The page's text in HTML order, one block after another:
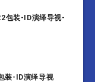
包装-ID演绎导视-
装-ID演绎导视